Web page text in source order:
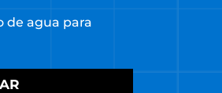
de agua para